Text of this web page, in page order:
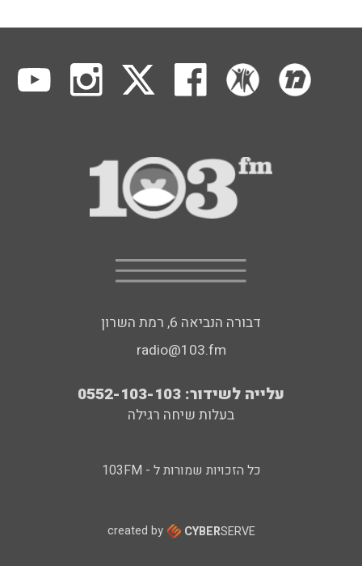
דבורה הנביאה 6, רמת השרון
radio@103.fm
עלייה לשידור: 0552-103-103
בעלות שיחה רגילה
כל הזכויות שמורות ל - 103FM
created by CYBERSERVE